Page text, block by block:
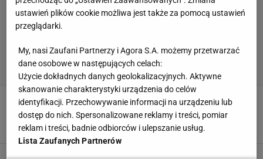
Jakie ćwiczenia wykonywać na klatkę
piersiową?
PLAN TRENINGOWY ĆWICZENIA NA KLATKĘ PIERSIOWĄ
ustawień plików cookie możliwa jest także za pomocą ustawień
przeglądarki.
My, nasi Zaufani Partnerzy i Agora S.A. możemy przetwarzać
dane osobowe w następujących celach:
Użycie dokładnych danych geolokalizacyjnych. Aktywne
skanowanie charakterystyki urządzenia do celów
identyfikacji. Przechowywanie informacji na urządzeniu lub
dostęp do nich. Spersonalizowane reklamy i treści, pomiar
reklam i treści, badnie odbiorców i ulepszanie usług.
Lista Zaufanych Partnerów